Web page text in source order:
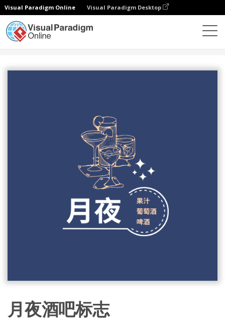
Visual Paradigm Online Visual Paradigm Desktop
月夜酒吧标志